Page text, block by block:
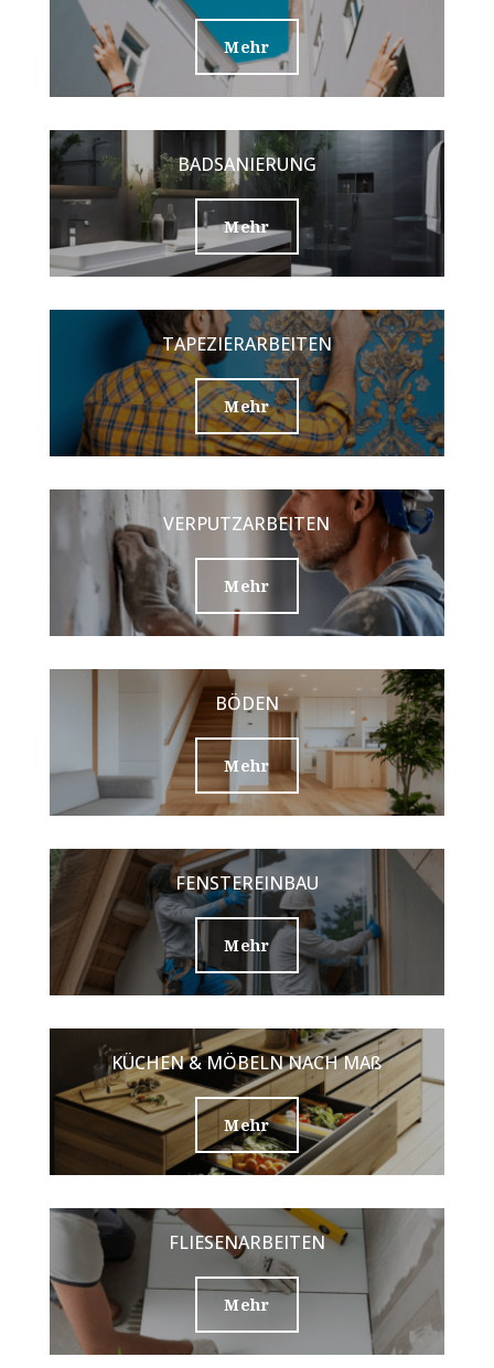
Mehr
BADSANIERUNG
Mehr
TAPEZIERARBEITEN
Mehr
VERPUTZARBEITEN
Mehr
BÖDEN
Mehr
FENSTEREINBAU
Mehr
KÜCHEN & MÖBELN NACH MAß
Mehr
FLIESENARBEITEN
Mehr